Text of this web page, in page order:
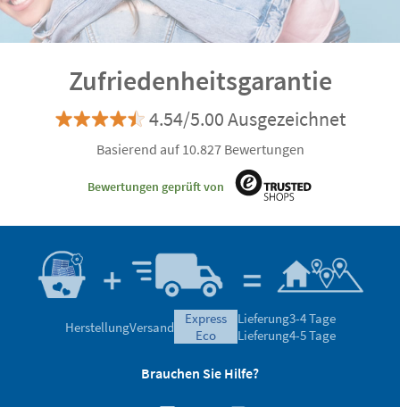
Zufriedenheitsgarantie
4.54/5.00 Ausgezeichnet
Basierend auf 10.827 Bewertungen
Bewertungen geprüft von
HerstellungVersand
express
eco
Lieferung3-4 Tage
Lieferung4-5 Tage
Brauchen Sie Hilfe?